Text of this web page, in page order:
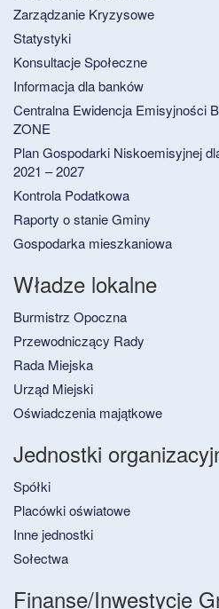
Zarządzanie Kryzysowe
Statystyki
Konsultacje Społeczne
Informacja dla banków
Centralna Ewidencja Emisyjności
ZONE
Plan Gospodarki Niskoemisyjnej
2021 – 2027
Kontrola Podatkowa
Raporty o stanie Gminy
Gospodarka mieszkaniowa
Władze lokalne
Burmistrz Opoczna
Przewodniczący Rady
Rada Miejska
Urząd Miejski
Oświadczenia majątkowe
Jednostki
Spółki
Placówki oświatowe
Inne jednostki
Sołectwa
Finanse/Inwestycje